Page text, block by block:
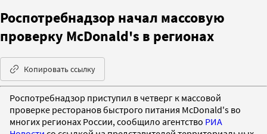
Роспотребнадзор начал массовую
проверку McDonald's в регионах
Копировать ссылку
Роспотребнадзор приступил в четверг к массовой
проверке ресторанов быстрого питания McDonald's во
многих регионах России, сообщило агентство РИА